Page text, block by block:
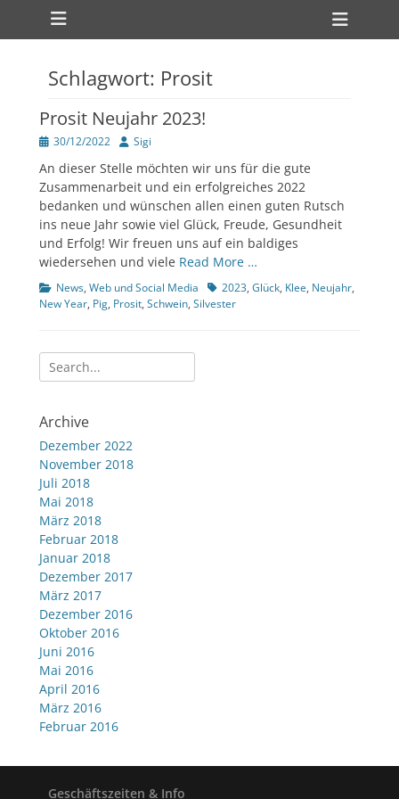
zum
Inhalt
Primärmenü
Schlagwort: Prosit
Prosit Neujahr 2023!
Veröffentlicht
30/12/2022 Author
Sigi
An dieser Stelle möchten wir uns für die gute
Zusammenarbeit und ein erfolgreiches 2022
bedanken und wünschen allen einen guten Rutsch
ins neue Jahr sowie viel Glück, Freude, Gesundheit
und Erfolg! Wir freuen uns auf ein baldiges
wiedersehen und viele Read More …
Kategorien
News, Web und Social Media Tags2023, Glück, Klee, Neujahr,
New Year, Pig, Prosit, Schwein, Silvester
Suche
nach:
Archive
Dezember 2022
November 2018
Juli 2018
Mai 2018
März 2018
Februar 2018
Januar 2018
Dezember 2017
März 2017
Dezember 2016
Oktober 2016
Juni 2016
Mai 2016
April 2016
März 2016
Februar 2016
Geschäftszeiten & Info